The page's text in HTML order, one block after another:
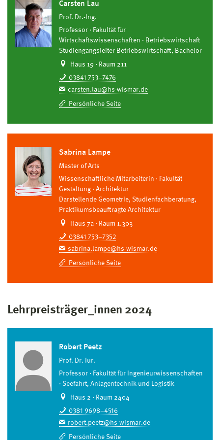
Carsten Lau
Prof. Dr.-Ing.
Professor
Fakultät für
Wirtschaftswissenschaften
Betriebswirtschaft
Studiengangsleiter Betriebswirtschaft, Bachelor
Haus 19 · Raum 211
03841 753–7476
carsten.lau@hs-wismar.de
Persönliche Seite
Sabrina Lampe
Master of Arts
Wissenschaftliche Mitarbeiterin
Fakultät
Gestaltung
Architektur
Darstellende Geometrie, Studienfachberatung,
Praktikumsbeauftragte Architektur
Haus 7a · Raum 1.303
03841 753–7352
sabrina.lampe@hs-wismar.de
Persönliche Seite
Lehrpreisträger_innen 2024
Robert Peetz
Prof. Dr. iur.
Professor
Fakultät für Ingenieurwissenschaften
Seefahrt, Anlagentechnik und Logistik
Haus 2 · Raum 2404
0381 9698–4516
robert.peetz@hs-wismar.de
Persönliche Seite